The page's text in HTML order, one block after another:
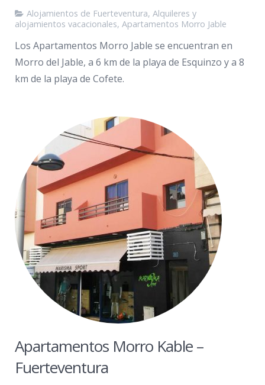
Alojamientos de Fuerteventura, Alquileres y
alojamientos vacacionales, Apartamentos Morro Jable
Los Apartamentos Morro Jable se encuentran en
Morro del Jable, a 6 km de la playa de Esquinzo y a 8
km de la playa de Cofete.
Apartamentos Morro Kable –
Fuerteventura